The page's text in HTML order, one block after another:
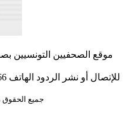
موقع الصحفيين التونسيين
جميع الحقوق